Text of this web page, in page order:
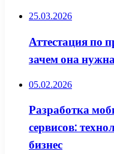
25.03.2026
Аттестация по
зачем она
05.02.2026
Разработка
сервисов:
бизнес